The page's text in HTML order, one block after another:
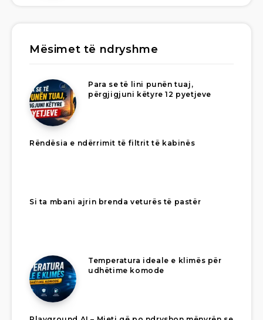
Mësimet të ndryshme
Para se të lini punën tuaj,
përgjigjuni këtyre 12 pyetjeve
Rëndësia e ndërrimit të filtrit të kabinës
Si ta mbani ajrin brenda veturës të pastër
Temperatura ideale e klimës për
udhëtime komode